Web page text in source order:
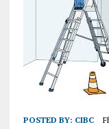
POSTED BY: CIBC